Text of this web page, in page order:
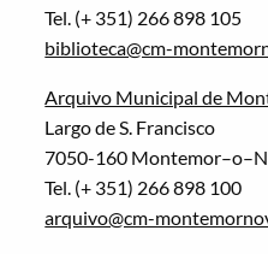
Tel. (+ 351) 266 898 105
biblioteca@cm-
Arquivo Municipal de
Largo de S. Francisco
7050-160
Tel. (+ 351) 266 898 100
arquivo@cm-